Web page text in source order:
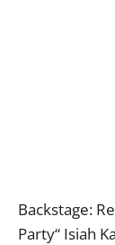
Backstage:
Party“ Isiah